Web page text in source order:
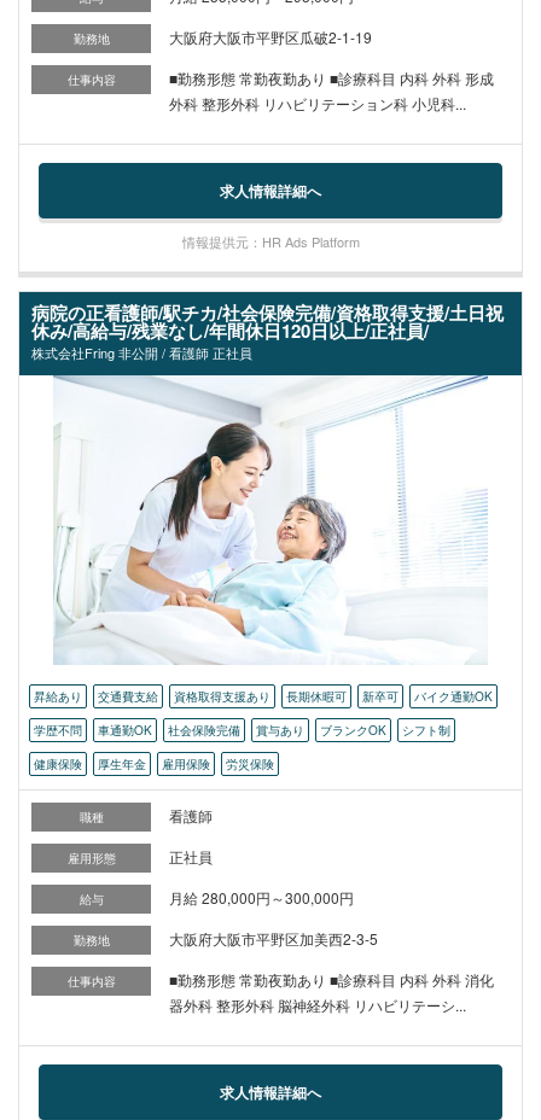
勤務地 大阪府大阪市平野区瓜破2-1-19
仕事内容
■勤務形態 常勤夜勤あり ■診療科目 内科 外科 形成
外科 整形外科 リハビリテーション科 小児科...
求人情報詳細へ
情報提供元：HR Ads Platform
病院の正看護師/駅チカ/社会保険完備/資格取得支援/土日祝
休み/高給与/残業なし/年間休日120日以上/正社員/
株式会社Fring 非公開 / 看護師 正社員
昇給あり 交通費支給 資格取得支援あり 長期休暇可 新卒可
バイク通勤OK
学歴不問
車通勤OK 社会保険完備 賞与あり ブランクOK
シフト制
健康保険
厚生年金 雇用保険 労災保険
職種 看護師
雇用形態 正社員
給与 月給 280,000円～300,000円
勤務地 大阪府大阪市平野区加美西2-3-5
仕事内容
■勤務形態 常勤夜勤あり ■診療科目 内科 外科 消化
器外科 整形外科 脳神経外科 リハビリテーシ...
求人情報詳細へ